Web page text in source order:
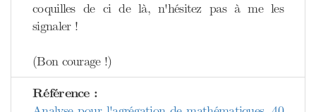
coquilles de ci de là, n'hésitez pas à me les
signaler !
(Bon courage !)
Référence :